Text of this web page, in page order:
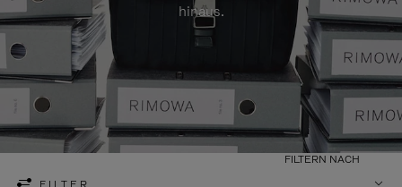
hinaus.
FILTER
FILTERN NACH